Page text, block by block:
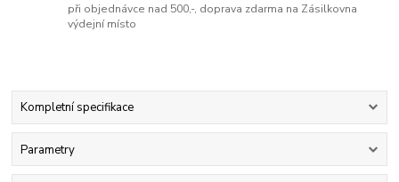
při objednávce nad 500,-, doprava zdarma na Zásilkovna
výdejní místo
Kompletní specifikace
Parametry